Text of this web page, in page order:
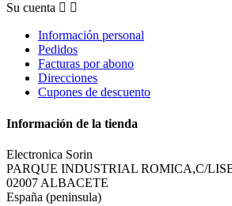
Su cuenta  
Información personal
Pedidos
Facturas por abono
Direcciones
Cupones de descuento
Información de la tienda
Electronica Sorin
PARQUE INDUSTRIAL ROMICA,C/
02007 ALBACETE
España (peninsula)